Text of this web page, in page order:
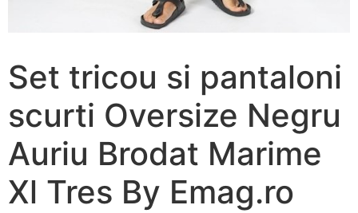
Set tricou si pantaloni
scurti Oversize Negru
Auriu Brodat Marime
Xl Tres By Emag.ro